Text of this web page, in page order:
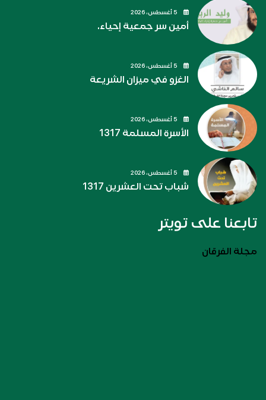
أمين سر جمعية إحياء.
الغزو في ميزان الشريعة
الأسرة المسلمة 1317
شباب تحت العشرين 1317
تابعنا على تويتر
مجلة الفرقان